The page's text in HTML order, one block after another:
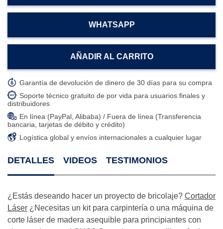
WHATSAPP
AÑADIR AL CARRITO
Garantía de devolución de dinero de 30 días para su compra
Soporte técnico gratuito de por vida para usuarios finales y
distribuidores
En línea (PayPal, Alibaba) / Fuera de línea (Transferencia
bancaria, tarjetas de débito y crédito)
Logística global y envíos internacionales a cualquier lugar
DETALLES VIDEOS TESTIMONIOS
¿Estás deseando hacer un proyecto de bricolaje? Cortador
Láser ¿Necesitas un kit para carpintería o una máquina de
corte láser de madera asequible para principiantes con